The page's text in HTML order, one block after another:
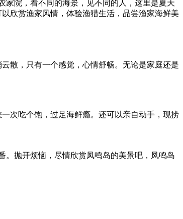
家院，看不同的海景，见不同的人，这里是夏天
欣赏渔家风情，体验渔猎生活，品尝渔家海鲜美
散，只有一个感觉，心情舒畅。无论是家庭还是
次吃个饱，过足海鲜瘾。还可以亲自动手，现捞
。抛开烦恼，尽情欣赏凤鸣岛的美景吧，凤鸣岛